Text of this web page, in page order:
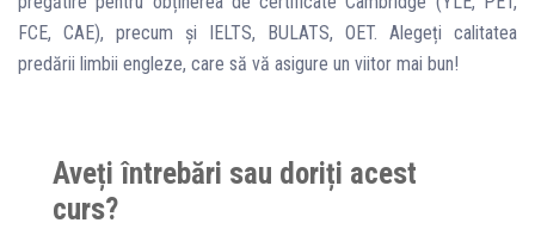
FCE, CAE), precum și IELTS, BULATS, OET. Alegeți calitatea
predării limbii engleze, care să vă asigure un viitor mai bun!
Aveți întrebări sau doriți acest
curs?